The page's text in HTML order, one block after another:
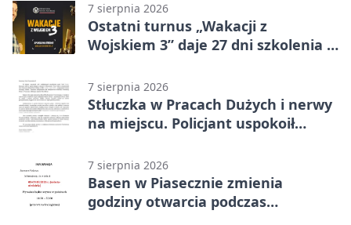
7 sierpnia 2026
Ostatni turnus „Wakacji z
Wojskiem 3” daje 27 dni szkolenia i
7 sierpnia 2026
Stłuczka w Pracach Dużych i nerwy
na miejscu. Policjant uspokoił
7 sierpnia 2026
Basen w Piasecznie zmienia
godziny otwarcia podczas